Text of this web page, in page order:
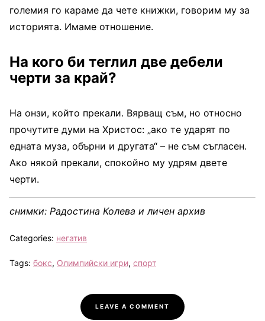
големия го караме да чете книжки, говорим му за
историята. Имаме отношение.
На кого би теглил две дебели
черти за край?
На онзи, който прекали. Вярващ съм, но относно
прочутите думи на Христос: „ако те ударят по
едната муза, обърни и другата“ – не съм съгласен.
Ако някой прекали, спокойно му удрям двете
черти.
снимки: Радостина Колева и личен архив
Categories: негатив
Tags: бокс, Олимпийски игри, спорт
LEAVE A COMMENT